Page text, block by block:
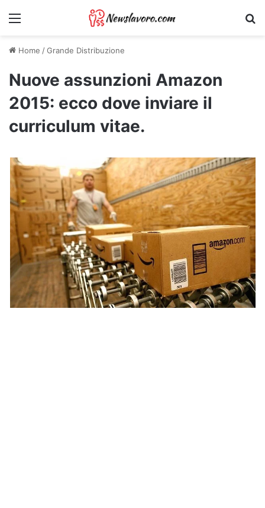
Menu
Home /Grande Distribuzione
Nuove assunzioni Amazon
2015: ecco dove inviare il
curriculum vitae.